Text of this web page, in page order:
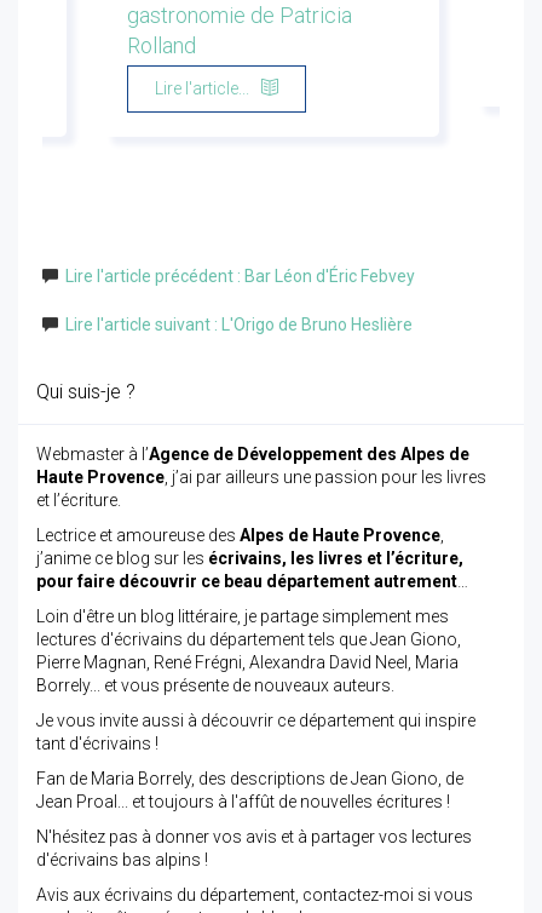
gastronomie de Patricia
Rolland
Lire l'article...
Lire l'article précédent : Bar Léon d'Éric Febvey
Lire l'article suivant : L'Origo de Bruno Heslière
Qui suis-je ?
Webmaster à l’Agence de Développement des Alpes de
Haute Provence , j’ai par ailleurs une passion pour les livres
et l’écriture.
Lectrice et amoureuse des Alpes de Haute Provence
j’anime ce blog sur les écrivains, les livres et l’écriture,
pour faire découvrir ce beau département autrement
Loin d'être un blog littéraire, je partage simplement mes
lectures d'écrivains du département tels que Jean Giono,
Pierre Magnan, René Frégni, Alexandra David Neel, Maria
Borrely... et vous présente de nouveaux auteurs.
Je vous invite aussi à découvrir ce département qui inspire
tant d'écrivains !
Fan de Maria Borrely, des descriptions de Jean Giono, de
Jean Proal... et toujours à l'affût de nouvelles écritures !
N'hésitez pas à donner vos avis et à partager vos lectures
d'écrivains bas alpins !
Avis aux écrivains du département, contactez-moi si vous